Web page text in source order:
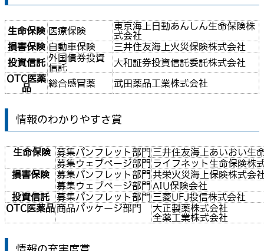
生命保険 医療保険
東京海上日動あんしん生命保険株
式会社
損害保険 自動車保険
三井住友海上火災保険株式会社
投資信託 外国債券投資
信託
大和証券投資信託委託株式会社
OTC医薬
品
総合感冒薬 武田薬品工業株式会社
情報のわかりやすさ賞
生命保険 募集パンフレット部門 三井住友海上あいおい生
募集ウェブページ部門 ライフネット生命保険株
損害保険
募集パンフレット部門 共栄火災海上保険株式会
募集ウェブページ部門 AIU保険会社
投資信託
募集パンフレット部門 三菱UFJ投信株式会社
OTC医薬品商品パッケージ部門
大正製薬株式会社
全薬工業株式会社